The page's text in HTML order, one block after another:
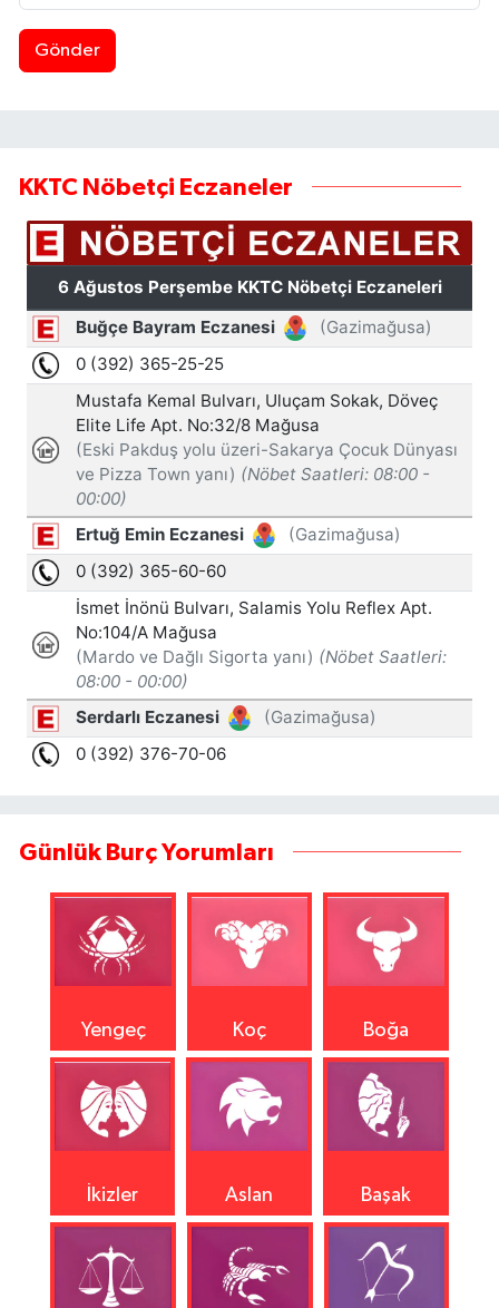
Gönder
KKTC Nöbetçi Eczaneler
Günlük Burç Yorumları
Yengeç Koç Boğa
İkizler Aslan Başak